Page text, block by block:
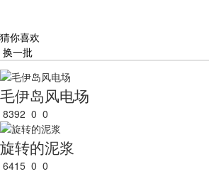
猜你喜欢
换一批
毛伊岛风电场
8392 0 0
旋转的泥浆
6415 0 0